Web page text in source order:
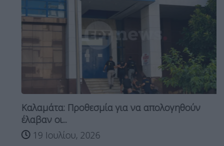
Καλαμάτα: Προθεσμία για να απολογηθούν
έλαβαν οι...
19 Ιουλίου, 2026